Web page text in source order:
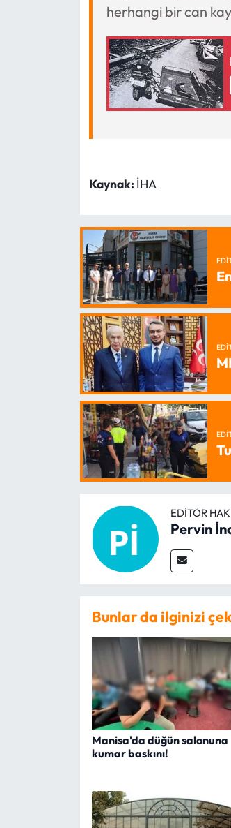
herhangi bir can
Kaynak: İHA
EDITÖR
Pervin
Bunlar da ilginizi
Manisa'da düğün salonuna
kumar baskını!